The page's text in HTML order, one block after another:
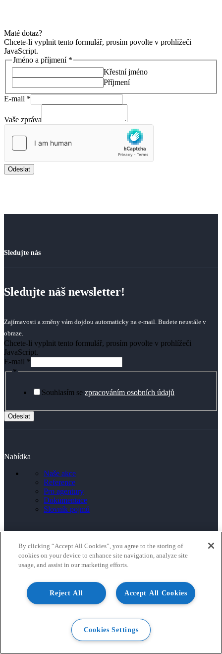
Maté dotaz?
Chcete-li vyplnit tento formulář, prosím povolte v prohlížeči
JavaScript.
Jméno a příjmení *
Křestní jméno
Příjmení
E-mail *
Vaše zpráva
Odeslat
Sledujte nás
Sledujte náš newsletter!
Zajímavosti a změny vám dojdou automaticky na e-mail. Budete neustále v
obraze.
Chcete-li vyplnit tento formulář, prosím povolte v prohlížeči
JavaScript.
E-mail *
*
Souhlasím se zpracováním osobních údajů
Odeslat
Nabídka
Naše akce
Reference
Pro agentury
Dokumentace
Slovník pojmů
Nápověda
Kontakt
Blog
Personalizace webu a obsahu
Moduly 40+
By clicking “Accept All Cookies”, you agree to the storing of
cookies on your device to enhance site navigation, analyze site
usage, and assist in our marketing efforts.
Accept All Cookies
Reject All
Cookies Settings